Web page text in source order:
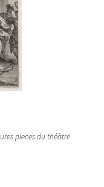
pieces du théâtre